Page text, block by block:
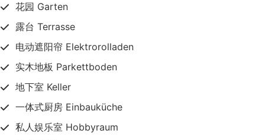
花园 Garten
露台 Terrasse
电动遮阳帘 Elektrorolladen
实木地板 Parkettboden
地下室 Keller
一体式厨房 Einbauküche
私人娱乐室 Hobbyraum